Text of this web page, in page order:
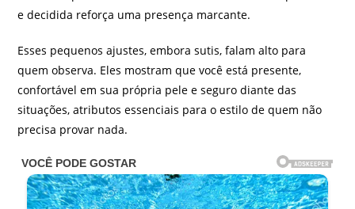
e decidida reforça uma presença marcante.
Esses pequenos ajustes, embora sutis, falam alto para
quem observa. Eles mostram que você está presente,
confortável em sua própria pele e seguro diante das
situações, atributos essenciais para o estilo de quem não
precisa provar nada.